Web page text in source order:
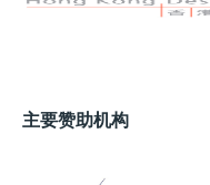
主要赞助机构